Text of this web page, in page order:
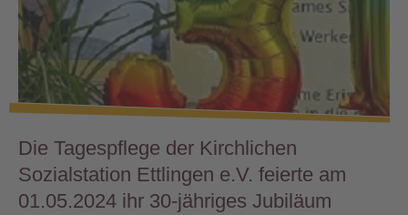
Die Tagespflege der Kirchlichen
Sozialstation Ettlingen e.V. feierte am
01.05.2024 ihr 30-jähriges Jubiläum